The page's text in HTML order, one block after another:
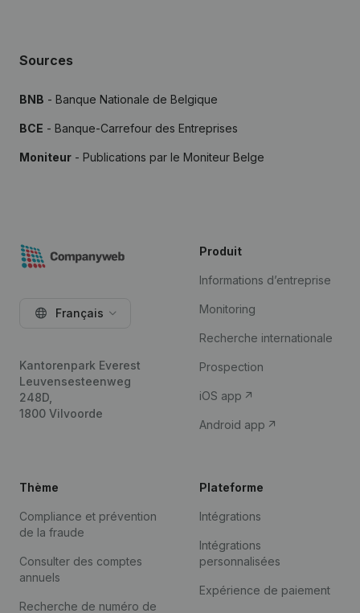
Sources
BNB - Banque Nationale de Belgique
BCE - Banque-Carrefour des Entreprises
Moniteur - Publications par le Moniteur Belge
Français
Kantorenpark Everest
Leuvensesteenweg
248D,
1800 Vilvoorde
Produit
Informations d’entreprise
Monitoring
Recherche internationale
Prospection
iOS app
Android app
Thème
Compliance et prévention
de la fraude
Consulter des comptes
annuels
Recherche de numéro de
Plateforme
Intégrations
Intégrations
personnalisées
Expérience de paiement